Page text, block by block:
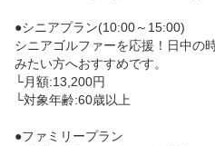
●シニアプラン(10:00～15:00)
シニアゴルファーを応援！日中の
みたい方へおすすめです。
└月額:13,200円
└対象年齢:60歳以上
●ファミリープラン